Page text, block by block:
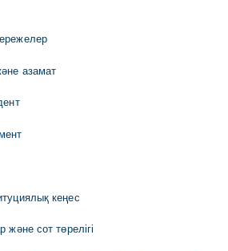
азамат
кеңес
және сот төрелігі